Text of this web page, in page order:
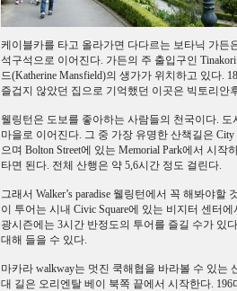
케이블카를 타고 올라가면 다다르는 보타닉 가든
석구석으로 이어진다. 가든의 주 출입구인
드(Katherine Mansfield)의 생가가 위치하고 있다.
즐겁지 않았던 집으로 기억했던 이곳은 빅토리
웰링턴은 도보를 좋아하는 사람들의 천국이다.
마을로 이어진다. 그 중 가장 유명한 산책길은
으며 Bolton Street에 있는 Memorial Park에서 시
타면 된다. 전체 산행은 약 5,6시간 정도 걸린다.
그래서 Walker’s paradise 웰링턴에서 꼭 해봐야
이 투어는 시내 Civic Square에 있는 비지터 센터
광시즌에는 3시간 반정도의 투어를 즐길 수가 있
대해 들을 수 있다.
마카라 walkway는 멋진 쿡해협을 바라볼 수 있는
대 길은 오리엔탈 베이 북쪽 끝에서 시작한다.